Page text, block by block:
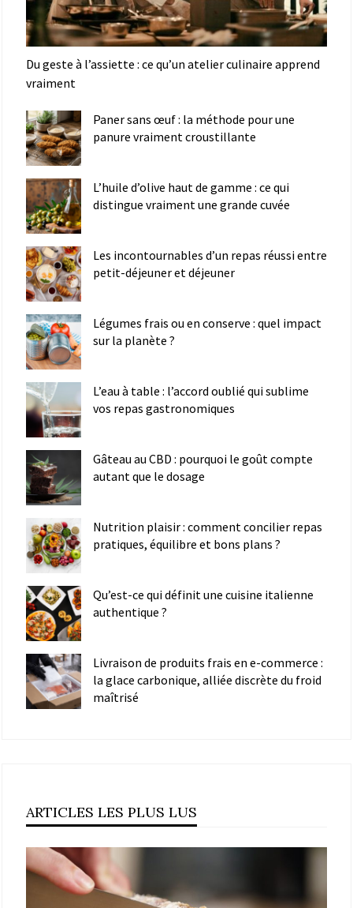
Du geste à l’assiette : ce qu’un atelier culinaire apprend
vraiment
Paner sans œuf : la méthode pour une
panure vraiment croustillante
L’huile d’olive haut de gamme : ce qui
distingue vraiment une grande cuvée
Les incontournables d’un repas réussi entre
petit-déjeuner et déjeuner
Légumes frais ou en conserve : quel impact
sur la planète ?
L’eau à table : l’accord oublié qui sublime
vos repas gastronomiques
Gâteau au CBD : pourquoi le goût compte
autant que le dosage
Nutrition plaisir : comment concilier repas
pratiques, équilibre et bons plans ?
Qu’est-ce qui définit une cuisine italienne
authentique ?
Livraison de produits frais en e-commerce :
la glace carbonique, alliée discrète du froid
maîtrisé
ARTICLES LES PLUS LUS